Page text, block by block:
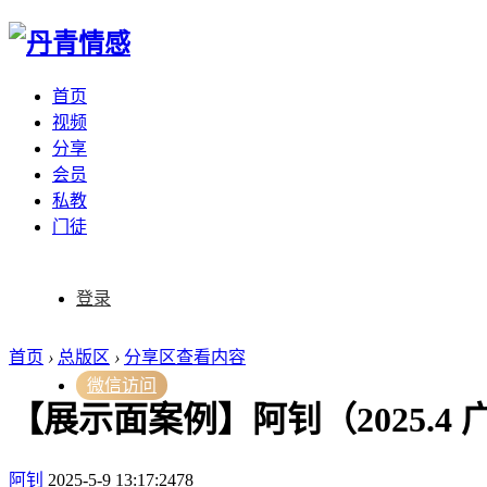
首页
视频
分享
会员
私教
门徒
登录
微信访问
首页 › 总版区 › 分享区查看内容
【展示面案例】阿钊（2025.4
阿钊 2025-5-9 13:17:2478